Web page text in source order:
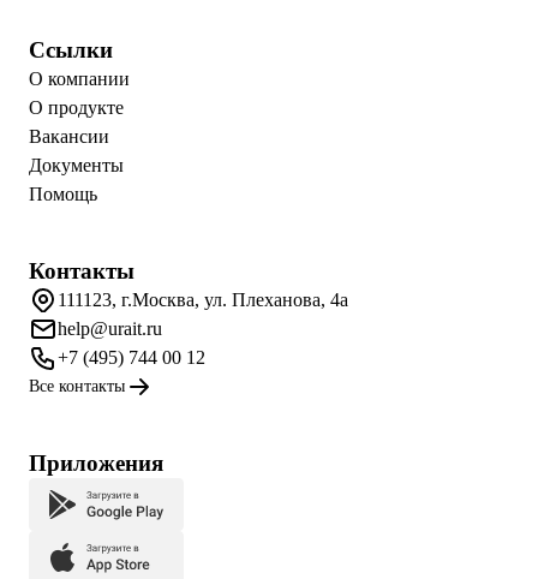
Ссылки
О компании
О продукте
Вакансии
Документы
Помощь
Контакты
111123, г.Москва, ул. Плеханова, 4а
help@urait.ru
+7 (495) 744 00 12
Все контакты
Приложения